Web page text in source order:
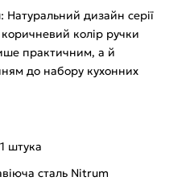
: Натуральний дизайн серії
колір ручки
практичним, а й
до набору кухонних
штука
сталь Nitrum